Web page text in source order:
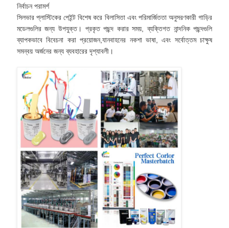
নির্বাচন পরামর্শ
সিলভার প্লাস্টিকের পেইন্ট বিশেষ করে বিলাসিতা এবং পরিমার্জিততা অনুসরণকারী গাড়ির
মডেলগুলির জন্য উপযুক্ত। প্রকৃত পছন্দ করার সময়, ব্যক্তিগত নান্দনিক পছন্দগুলি
ব্যাপকভাবে বিবেচনা করা প্রয়োজন,যানবাহনের নকশা ভাষা, এবং সর্বোত্তম চাক্ষুষ
সমন্বয় অর্জনের জন্য ব্যবহারের দৃশ্যাবলী।